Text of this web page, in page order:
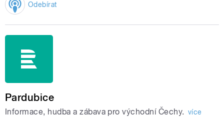
Odebírat
Pardubice
Informace, hudba a zábava pro východní Čechy. více